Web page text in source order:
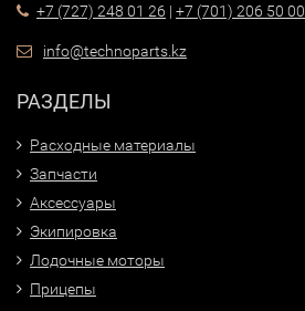
+7 (727) 248 01 26 | +7 (701) 206 50 00
info@technoparts.kz
РАЗДЕЛЫ
Расходные материалы
Запчасти
Аксессуары
Экипировка
Лодочные моторы
Прицепы